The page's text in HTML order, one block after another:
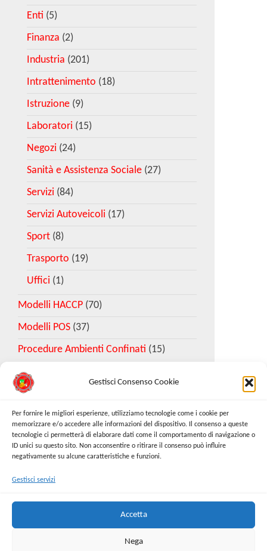
Gestisci Consenso Cookie
Per fornire le migliori esperienze, utilizziamo tecnologie come i cookie per
memorizzare e/o accedere alle informazioni del dispositivo. Il consenso a queste
tecnologie ci permetterà di elaborare dati come il comportamento di navigazione o
ID unici su questo sito. Non acconsentire o ritirare il consenso può influire
negativamente su alcune caratteristiche e funzioni.
Gestisci servizi
Accetta
Nega
Enti (5)
Finanza (2)
Industria (201)
Intrattenimento (18)
Istruzione (9)
Laboratori (15)
Negozi (24)
Sanità e Assistenza Sociale (27)
Servizi (84)
Servizi Autoveicoli (17)
Sport (8)
Trasporto (19)
Uffici (1)
Modelli HACCP (70)
Modelli POS (37)
Procedure Ambienti Confinati (15)
Richiedi Modello